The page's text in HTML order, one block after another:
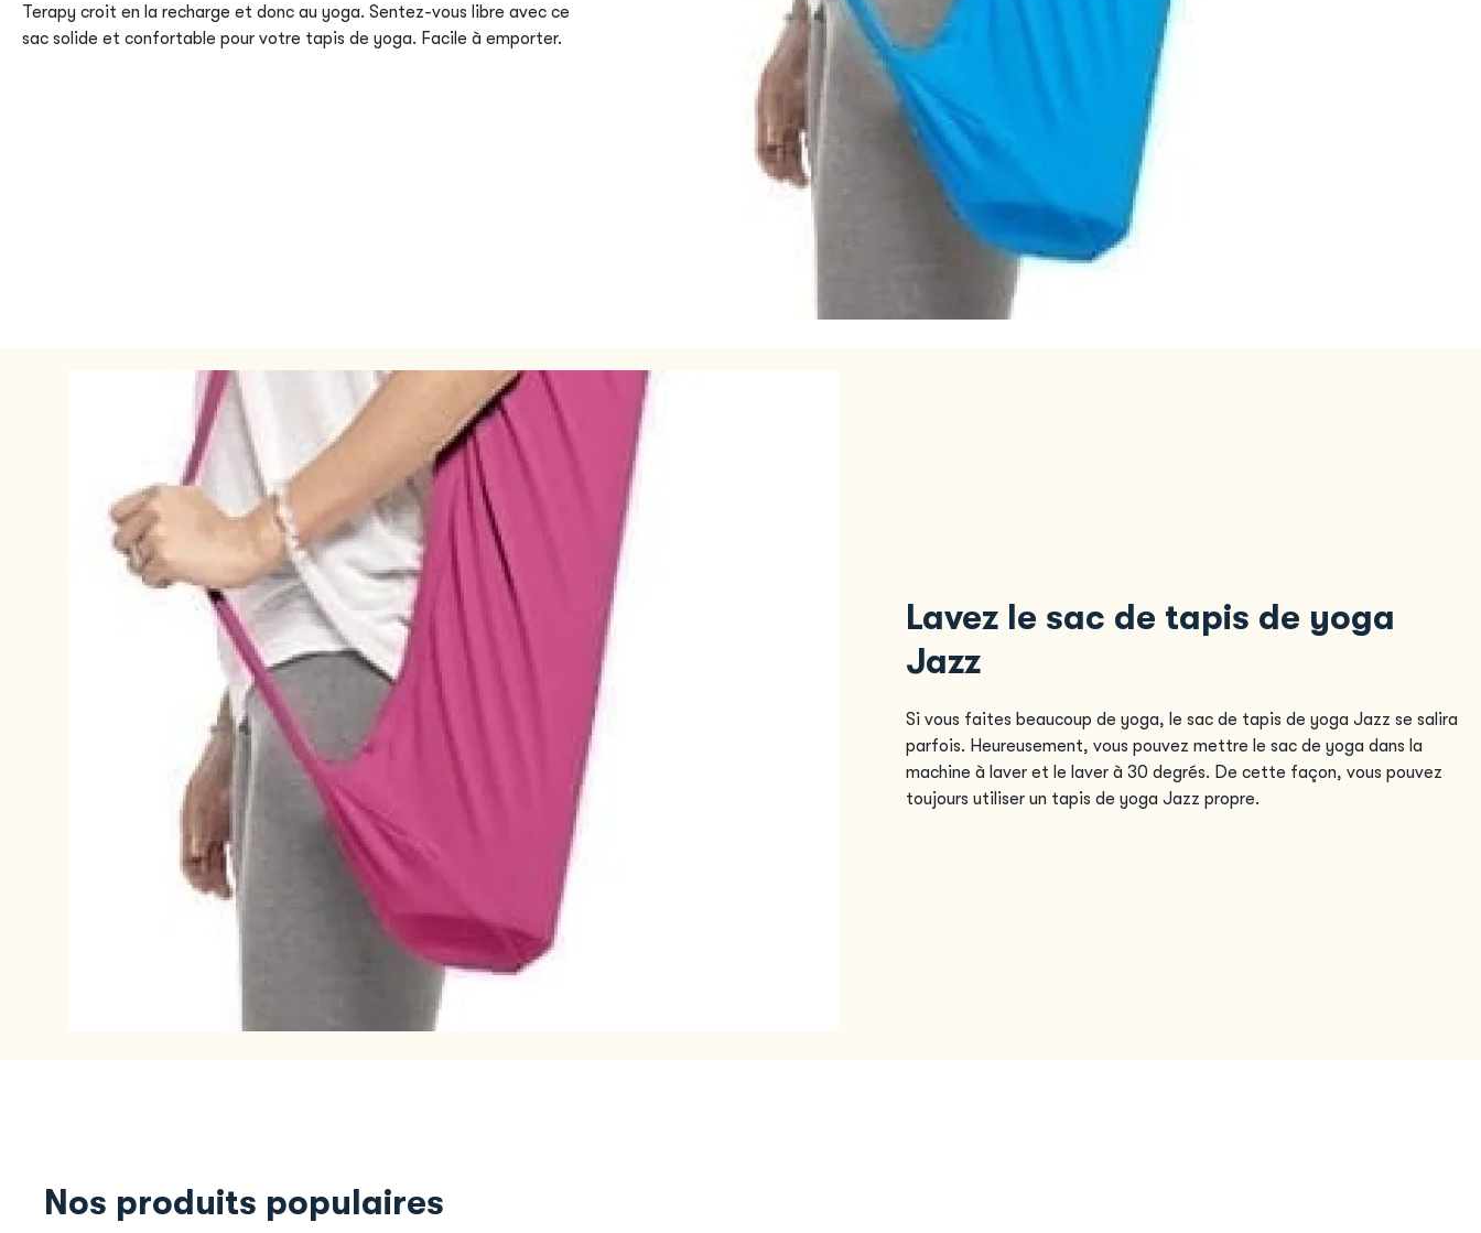
Terapy croit en la recharge et donc au yoga. Sentez-vous libre avec ce
sac solide et confortable pour votre tapis de yoga. Facile à emporter.
Lavez le sac de tapis de yoga
Jazz
Si vous faites beaucoup de yoga, le sac de tapis de yoga Jazz se salira
parfois. Heureusement, vous pouvez mettre le sac de yoga dans la
machine à laver et le laver à 30 degrés. De cette façon, vous pouvez
toujours utiliser un tapis de yoga Jazz propre.
Nos produits populaires